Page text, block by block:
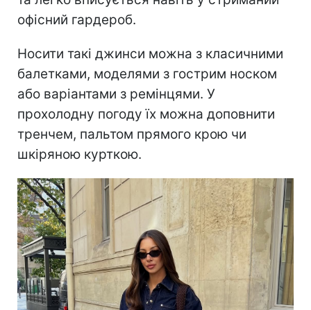
офісний гардероб.
Носити такі джинси можна з класичними
балетками, моделями з гострим носком
або варіантами з ремінцями. У
прохолодну погоду їх можна доповнити
тренчем, пальтом прямого крою чи
шкіряною курткою.